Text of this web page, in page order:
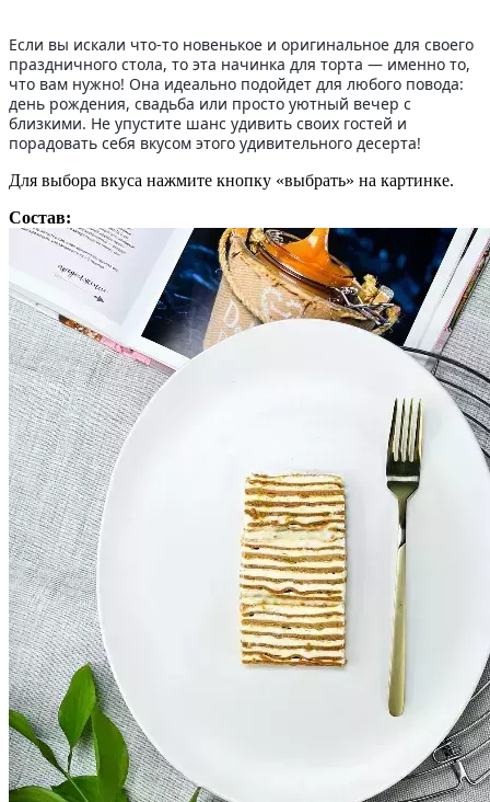
Если вы искали что-то новенькое и оригинальное для своего
праздничного стола, то эта начинка для торта — именно то,
что вам нужно! Она идеально подойдет для любого повода:
день рождения, свадьба или просто уютный вечер с
близкими. Не упустите шанс удивить своих гостей и
порадовать себя вкусом этого удивительного десерта!
Для выбора вкуса нажмите кнопку «выбрать» на картинке.
Состав: